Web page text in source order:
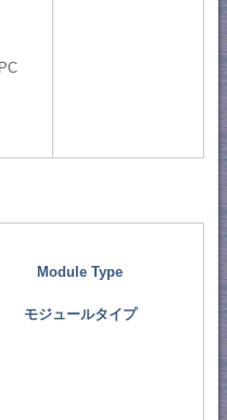
Module Type
モジュールタイプ